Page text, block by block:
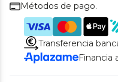
Métodos de pago.
Transferencia
Financia